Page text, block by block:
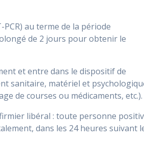
au terme de la période
de 2 jours pour obtenir le
et entre dans le dispositif de
sanitaire, matériel et
de courses ou médicaments, etc.).
libéral : toute personne
dans les 24 heures suivant